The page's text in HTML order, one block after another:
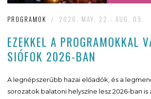
PROGRAMOK / 2026. MAY. 22 - AUG. 09.
EZEKKEL A PROGRAMOKKAL
SIÓFOK 2026-BAN
A legnépszerűbb hazai előadók, és a
sorozatok balatoni helyszíne lesz 2026-ban is